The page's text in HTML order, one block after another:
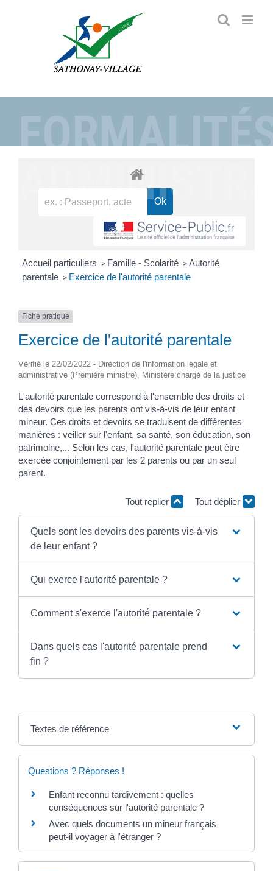
Accueil particuliers > Famille - Scolarité > Autorité
parentale > Exercice de l'autorité parentale
Fiche pratique
Exercice de l'autorité parentale
Vérifié le 22/02/2022 - Direction de l'information légale et
administrative (Première ministre), Ministère chargé de la justice
L'autorité parentale correspond à l'ensemble des droits et
des devoirs que les parents ont vis-à-vis de leur enfant
mineur. Ces droits et devoirs se traduisent de différentes
manières : veiller sur l'enfant, sa santé, son éducation, son
patrimoine,... Selon les cas, l'autorité parentale peut être
exercée conjointement par les 2 parents ou par un seul
parent.
Tout replier Tout déplier
Quels sont les devoirs des parents vis-à-vis
de leur enfant ?
Qui exerce l'autorité parentale ?
Comment s'exerce l'autorité parentale ?
Dans quels cas l'autorité parentale prend
fin ?
Textes de référence
Questions ? Réponses !
Enfant reconnu tardivement : quelles
conséquences sur l'autorité parentale ?
Avec quels documents un mineur français
peut-il voyager à l'étranger ?